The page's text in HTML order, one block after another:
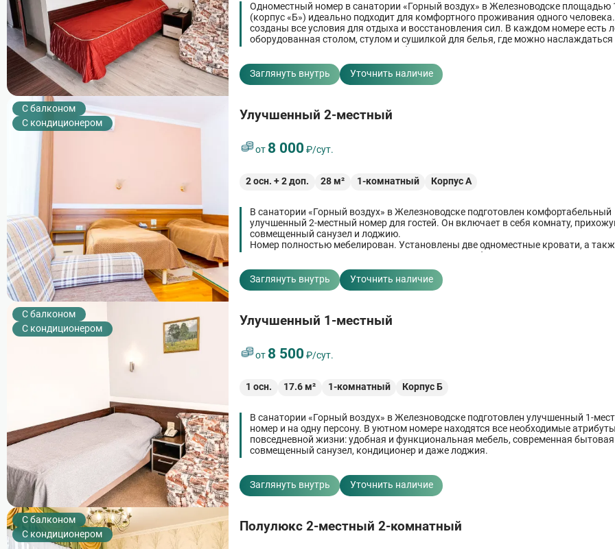
Одноместный номер в санатории «Горный воздух» в Железноводске площадью
(корпус «Б») идеально подходит для комфортного проживания одного
созданы все условия для отдыха и восстановления сил. В каждом номере есть
оборудованная столом, стулом и сушилкой для белья, где можно
воздухом и красивыми видами. Уборка номера проводится ежедневно, смена
через день, смена постельного белья — 1 раз в 5–7 дней.
Заглянуть внутрь
Уточнить наличие
C балконом
С кондиционером
Улучшенный 2-местный
от 8 000 ₽/сут.
2осн. +2доп. 28 м² 1-комнатный Корпус А
В санатории «Горный воздух» в Железноводске подготовлен комфортабельный
улучшенный 2-местный номер для гостей. Он включает в себя комнату,
совмещенный санузел и лоджию.
Номер полностью мебелирован. Установлены две одноместные кровати, а
предусмотрен диван или два раздвижных кресла, благодаря чему можно
гостей и оставлять их на ночь.
Заглянуть внутрь
Уточнить наличие
C балконом
С кондиционером
Улучшенный 1-местный
от 8 500 ₽/сут.
1 осн. 17.6 м² 1-комнатный Корпус Б
В санатории «Горный воздух» в Железноводске подготовлен улучшенный 1-
номер и на одну персону. В уютном номере находятся все необходимые атрибуты
повседневной жизни: удобная и функциональная мебель, современная бытовая
совмещенный санузел, кондиционер и даже лоджия.
Раскладное кресло-кровать может стать дополнительным спальным местом
Электрочайник и телевизор способствуют приятному досугу. В комнате есть
зон для размещения и хранения вещей.
Заглянуть внутрь Уточнить наличие
C балконом
С кондиционером
Полулюкс 2-местный 2-комнатный